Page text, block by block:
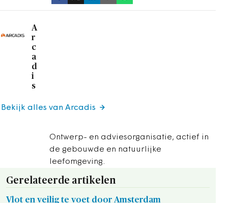
A
r
c
a
d
i
s
Ontwerp- en adviesorganisatie, actief in
de gebouwde en natuurlijke
leefomgeving.
Bekijk alles van Arcadis
Gerelateerde artikelen
Vlot en veilig te voet door Amsterdam